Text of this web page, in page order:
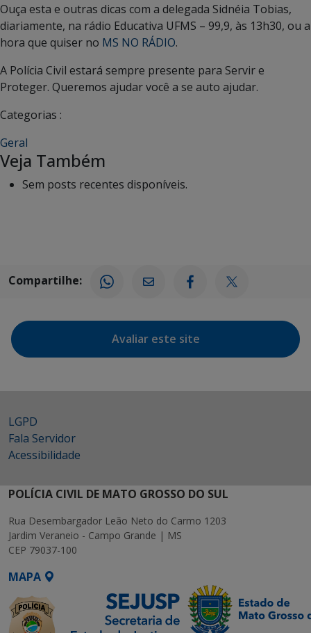
Ouça esta e outras dicas com a delegada Sidnéia Tobias,
diariamente, na rádio Educativa UFMS – 99,9, às 13h30, ou a
hora que quiser no MS NO RÁDIO.
A Polícia Civil estará sempre presente para Servir e
Proteger. Queremos ajudar você a se auto ajudar.
Categorias :
Geral
Veja Também
Sem posts recentes disponíveis.
Compartilhe:
Avaliar este site
LGPD
Fala Servidor
Acessibilidade
POLÍCIA CIVIL DE MATO GROSSO DO SUL
Rua Desembargador Leão Neto do Carmo 1203
Jardim Veraneio - Campo Grande | MS
CEP 79037-100
MAPA